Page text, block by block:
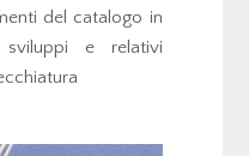
del catalogo in
sviluppi e relativi